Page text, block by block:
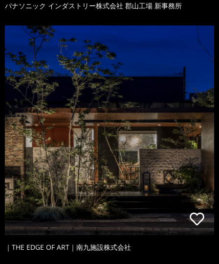
パナソニック インダストリー株式会社 郡山工場 新事務所
｜THE EDGE OF ART｜南九施設株式会社